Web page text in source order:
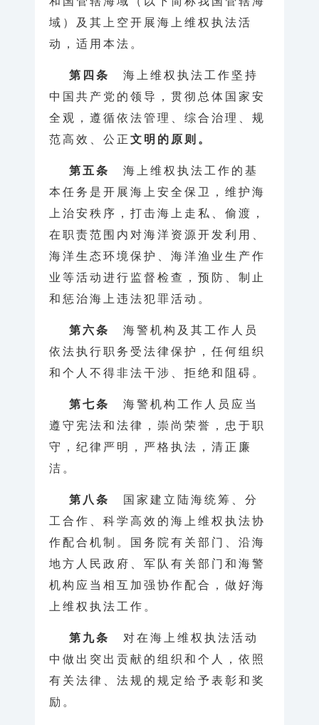
域）及其上空开展海上维权执法活
动，适用本法。
第四条 海上维权执法工作坚持
中国共产党的领导，贯彻总体国家安
全观，遵循依法管理、综合治理、规
范高效、公正 文明的原则。
第五条 海上维权执法工作的基
本任务是开展海上安全保卫，维护海
上治安秩序，打击海上走私、偷渡，
在职责范围内对海洋资源开发利用、
海洋生态环境保护、海洋渔业生产作
业等活动进行监督检查，预防、制止
和惩治海上违法犯罪活动。
第六条 海警机构及其工作人员
依法执行职务受法律保护，任何组织
和个人不得非法干涉、拒绝和阻碍。
第七条 海警机构工作人员应当
遵守宪法和法律，崇尚荣誉，忠于职
守，纪律严明，严格执法，清正廉
洁。
第八条
国家建立陆海统筹、分
工合作、科学高效的海上维权执法协
作配合机制。国务院有关部门、沿海
地方人民政府、军队有关部门和海警
机构应当相互加强协作配合，做好海
上维权执法工作。
第九条
对在海上维权执法活动
中做出突出贡献的组织和个人，依照
有关法律、法规的规定给予表彰和奖
励。